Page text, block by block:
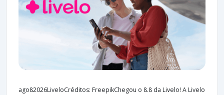
ago82026LiveloCréditos: FreepikChegou o 8.8 da Livelo! A Livelo